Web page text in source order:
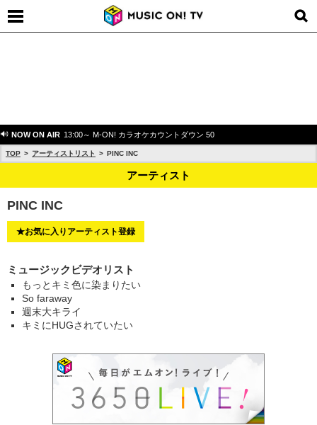
NOW ON AIR 13:00～ M-ON! カラオケカウントダウン 50
TOP アーティストリスト PINC INC
アーティスト
PINC INC
★お気に入りアーティスト登録
ミュージックビデオリスト
もっとキミ色に染まりたい
So faraway
週末大キライ
キミにHUGされていたい